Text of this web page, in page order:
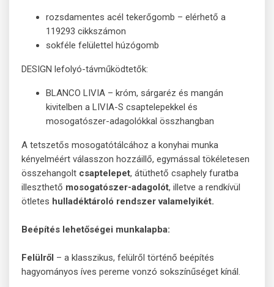
rozsdamentes acél tekerőgomb – elérhető a
119293 cikkszámon
sokféle felülettel húzógomb
DESIGN lefolyó-távműködtetők:
BLANCO LIVIA – króm, sárgaréz és mangán
kivitelben a LIVIA-S csaptelepekkel és
mosogatószer-adagolókkal összhangban
A tetszetős mosogatótálcához a konyhai munka
kényelméért válasszon hozzáillő, egymással tökéletesen
összehangolt csaptelepet, átüthető csaphely furatba
illeszthető mosogatószer-adagolót, illetve a rendkívül
ötletes hulladéktároló rendszer valamelyikét.
Beépítés lehetőségei munkalapba:
Felülről – a klasszikus, felülről történő beépítés
hagyományos íves pereme vonzó sokszínűséget kínál.